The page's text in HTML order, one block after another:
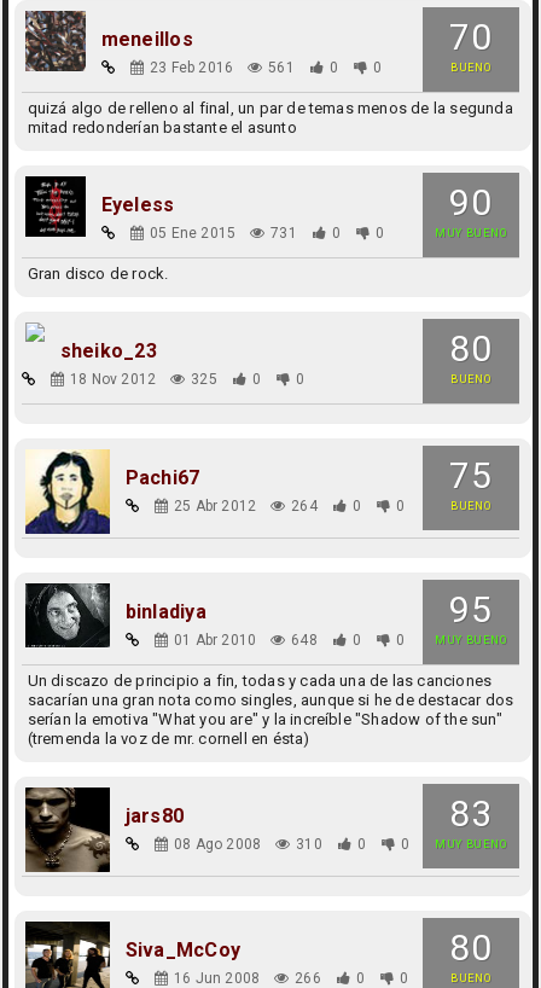
70
BUENO
meneillos
23 Feb 2016 561 0 0
quizá algo de relleno al final, un par de temas menos de la segunda
mitad redonderían bastante el asunto
90
MUY BUENO
Eyeless
05 Ene 2015 731 0 0
Gran disco de rock.
80
BUENO
sheiko_23
18 Nov 2012 325 0 0
75
BUENO
Pachi67
25 Abr 2012 264 0 0
95
MUY BUENO
binladiya
01 Abr 2010 648 0 0
Un discazo de principio a fin, todas y cada una de las canciones
sacarían una gran nota como singles, aunque si he de destacar dos
serían la emotiva "What you are" y la increíble "Shadow of the sun"
(tremenda la voz de mr. cornell en ésta)
83
MUY BUENO
jars80
08 Ago 2008 310 0 0
80
BUENO
Siva_McCoy
16 Jun 2008 266 0 0